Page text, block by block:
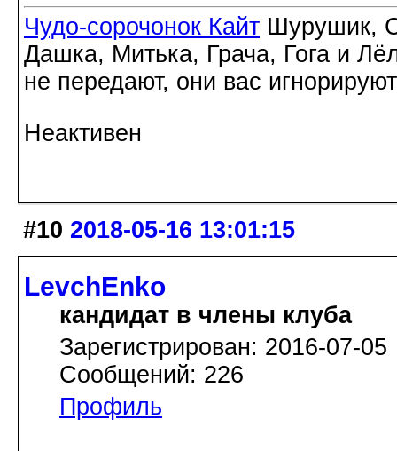
Чудо-сорочонок Кайт Шурушик,
Дашка, Митька, Грача, Гога и
не передают, они вас игнорируют
Неактивен
#10 2018-05-16 13:01:15
LevchEnko
кандидат в члены клуба
Зарегистрирован: 2016-07-05
Сообщений: 226
Профиль